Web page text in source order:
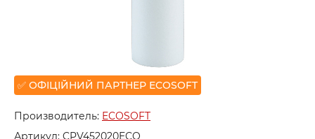
✅ ОФІЦІЙНИЙ ПАРТНЕР ECOSOFT
Производитель: ECOSOFT
Артикул: CPV452020ECO